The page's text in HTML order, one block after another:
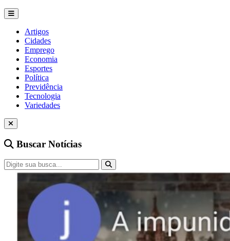
Artigos
Cidades
Emprego
Economia
Esportes
Política
Previdência
Tecnologia
Variedades
Buscar Notícias